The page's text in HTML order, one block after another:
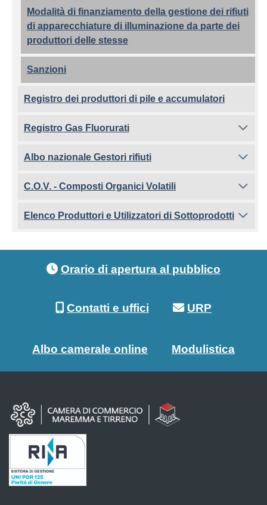
Modalità di finanziamento della gestione dei rifiuti
di apparecchiature di illuminazione da parte dei
produttori delle stesse
Sanzioni
Registro dei produttori di pile e accumulatori
Registro Gas Fluorurati
Albo nazionale Gestori rifiuti
C.O.V. - Composti Organici Volatili
Elenco Produttori e Utilizzatori di Sottoprodotti
Orario di apertura al pubblico
Contatti e uffici URP
Albo camerale online Modulistica